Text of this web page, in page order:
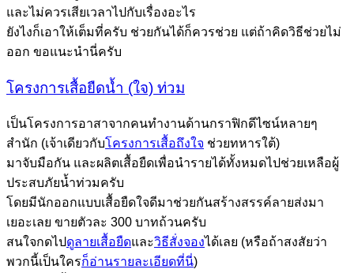
และไม่ควรเสียเวลาไปกับเรื่องอะไร
ยังไงก็เอาให้เต็มที่ครับ ช่วยกันได้ก็ควรช่วย แต่ถ้าคิดวิธีช่วยไม่
ออก ขอแนะนำนี่ครับ
โครงการเสื้อยืดน้ำ (ใจ) ท่วม
เป็นโครงการอาสาจากคนทำงานด้านกราฟิกดีไซน์หลายๆ
สำนัก (เจ้าเดียวกับโครงการเสื้อถึงใจ ช่วยทหารใต้)
มาจับมือกัน และผลิตเสื้อยืดเพื่อนำรายได้ทั้งหมดไปช่วยเหลือผู้
ประสบภัยน้ำท่วมครับ
โดยมีนักออกแบบเสื้อยืดใจดีมาช่วยกันสร้างสรรค์ลายส่งมา
เยอะเลย ขายตัวละ 300 บาทถ้วนครับ
สนใจกดไปดูลายเสื้อยืดและวิธีสั่งจองได้เลย (หรือถ้าสงสัยว่า
พวกนี้เป็นใครก็อ่านรายละเอียดที่นี่)